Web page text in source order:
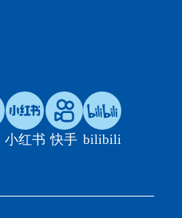
小红书 快手 bilibili